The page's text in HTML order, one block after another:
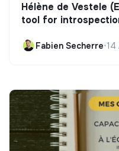
Hélène de Vestele
tool for
Fabien Secherre•14